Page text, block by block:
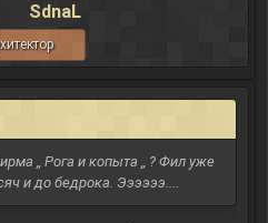
SdnaL
,, Рога и копыта ,, ? Фил уже
и до бедрока. Ээээээ....